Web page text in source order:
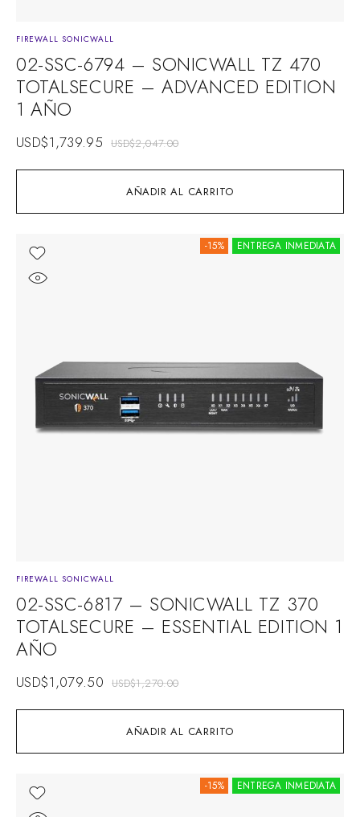
AÑADIR AL CARRITO
FIREWALL SONICWALL
02-SSC-6794 – SONICWALL TZ 470
TOTALSECURE – ADVANCED EDITION
1 AÑO
USD$2,047.00
USD$1,739.95
ENTREGA INMEDIATA
-15%
AÑADIR AL CARRITO
FIREWALL SONICWALL
02-SSC-6817 – SONICWALL TZ 370
TOTALSECURE – ESSENTIAL EDITION 1
AÑO
USD$1,270.00
USD$1,079.50
ENTREGA INMEDIATA
-15%